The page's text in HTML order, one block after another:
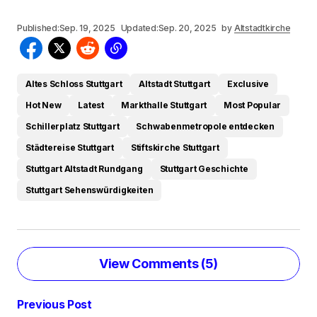
Published:Sep. 19, 2025 Updated:Sep. 20, 2025 by Altstadtkirche
Altes Schloss Stuttgart Altstadt Stuttgart
Exclusive
Hot New
Latest Markthalle Stuttgart
Most Popular
Schillerplatz Stuttgart
Schwabenmetropole entdecken
Städtereise Stuttgart
Stiftskirche Stuttgart
Stuttgart Altstadt Rundgang
Stuttgart Geschichte
Stuttgart Sehenswürdigkeiten
View Comments (5)
Kriminalstatistik Stuttgarts, stand im Mittelpunkt
Previous Post